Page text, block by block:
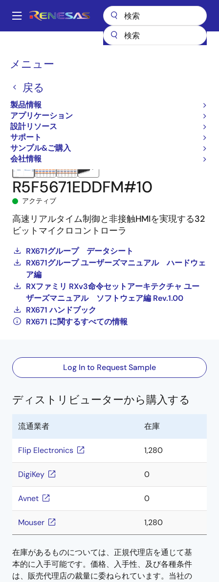
ン
Main
メニュー
戻る
製品情報
アプリケーション
設計リソース
サポート
サンプル&ご購入
会社情報
パ
く
ず
マイクロコントローラとマイクロプロセッサ
R5F5671EDDFM#10
アクティブ
高速リアルタイム制御と非接触HMIを実現する32
ビットマイクロコントローラ
RX671グループ データシート
RX671グループ ユーザーズマニュアル ハードウェ
ア編
RXファミリ RXv3命令セットアーキテクチャ ユー
ザーズマニュアル ソフトウェア編 Rev.1.00
RX671 ハンドブック
RX671 に関するすべての情報
Log In to Request Sample
ディストリビューターから購入する
流通業者 在庫
Flip Electronics 1,280
DigiKey 0
Avnet 0
Mouser 1,280
在庫があるものについては、正規代理店を通じて基
本的に入手可能です。価格、入手性、及び各種条件
は、販売代理店の裁量に委ねられています。当社の